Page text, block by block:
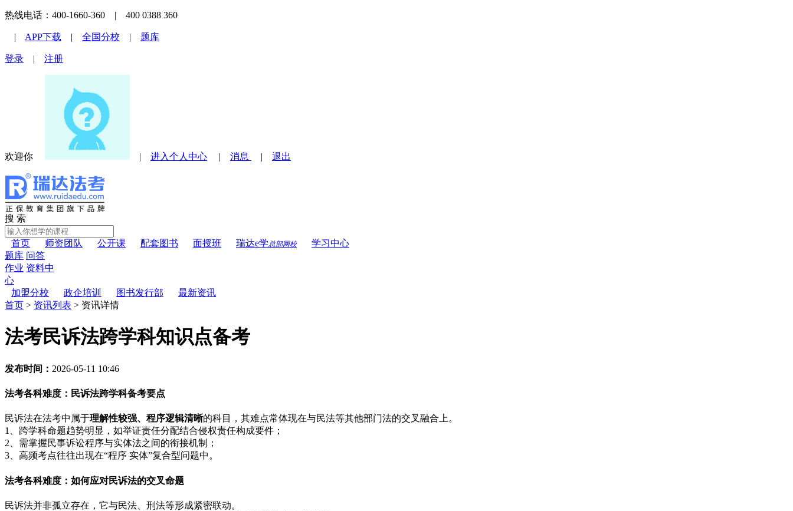
热线电话：400-1660-360 | 400 0388 360
| APP下载 | 全国分校 | 题库
登录 | 注册
欢迎你 | 进入个人中心 | 消息 | 退出
搜 索
首页 师资团队 公开课 配套图书 面授班 瑞达e学总部网校
学习中心
题库 问答
作业 资料中
心
加盟分校
政企培训 图书发行部
最新资讯
首页 > 资讯列表 > 资讯详情
法考民诉法跨学科知识点备考
发布时间： 2026-05-11 10:46
法考各科难度：民诉法跨学科备考要点
民诉法在法考中属于理解性较强、程序逻辑清晰的科目，其难点常体现在与民法等其他部门法的交叉融合上。
1、跨学科命题趋势明显，如举证责任分配结合侵权责任构成要件；
2、需掌握民事诉讼程序与实体法之间的衔接机制；
3、高频考点往往出现在“程序 实体”复合型问题中。
法考各科难度：如何应对民诉法的交叉命题
民诉法并非孤立存在，它与民法、刑法等形成紧密联动。